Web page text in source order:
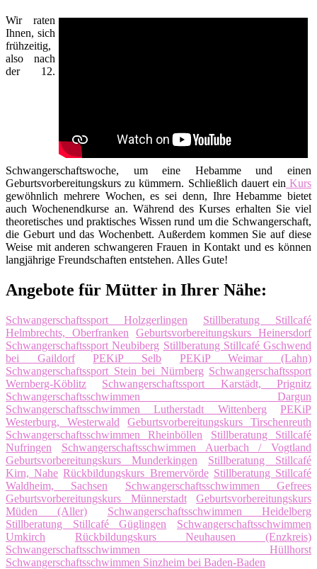
Wir raten
Ihnen, sich
frühzeitig,
also nach
der 12.
Schwangerschaftswoche, um eine Hebamme und einen
Geburtsvorbereitungskurs zu kümmern. Schließlich dauert ein Kurs
gewöhnlich mehrere Wochen, es sei denn, Ihre Hebamme bietet
auch Wochenendkurse an. Während des Kurses erhalten Sie viel
theoretisches und praktisches Wissen rund um die Schwangerschaft,
die Geburt und das Wochenbett. Außerdem kommen Sie auf diese
Weise mit anderen schwangeren Frauen in Kontakt und es können
langjährige Freundschaften entstehen. Alles Gute!
Angebote für Mütter in Ihrer Nähe:
Schwangerschaftssport Holzgerlingen
Stillberatung Stillcafé
Helmbrechts, Oberfranken
Geburtsvorbereitungskurs Heinersdorf
Schwangerschaftssport Neubiberg Stillberatung Stillcafé Gschwend
bei Gaildorf
PEKiP Selb
PEKiP Weimar (Lahn)
Schwangerschaftssport Stein bei Nürnberg Schwangerschaftssport
Wernberg-Köblitz
Schwangerschaftssport Karstädt, Prignitz
Schwangerschaftsschwimmen Dargun
Schwangerschaftsschwimmen Lutherstadt Wittenberg
PEKiP
Westerburg, Westerwald
Geburtsvorbereitungskurs Tirschenreuth
Schwangerschaftsschwimmen Rheinböllen
Stillberatung Stillcafé
Nufringen
Schwangerschaftsschwimmen Auerbach / Vogtland
Geburtsvorbereitungskurs Munderkingen
Stillberatung Stillcafé
Kirn, Nahe Rückbildungskurs Bremervörde Stillberatung Stillcafé
Waldheim, Sachsen
Schwangerschaftsschwimmen Gefrees
Geburtsvorbereitungskurs Münnerstadt
Geburtsvorbereitungskurs
Müden (Aller)
Schwangerschaftsschwimmen Heidelberg
Stillberatung Stillcafé Güglingen
Schwangerschaftsschwimmen
Umkirch
Rückbildungskurs Neuhausen (Enzkreis)
Schwangerschaftsschwimmen Hüllhorst
Schwangerschaftsschwimmen Sinzheim bei Baden-Baden